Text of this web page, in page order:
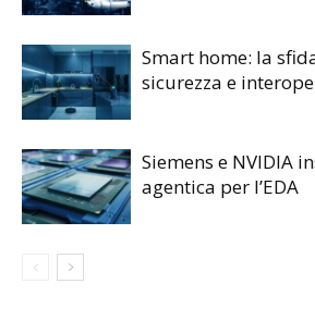
Smart home: la
sicurezza e
Siemens e NVIDIA
agentica per l’EDA